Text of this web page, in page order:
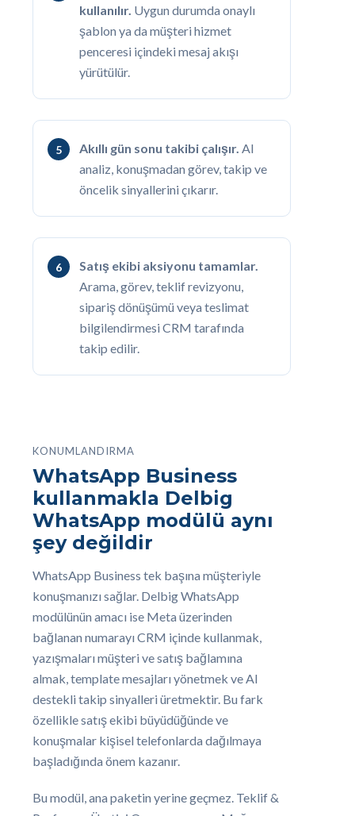
kullanılır. Uygun durumda onaylı
şablon ya da müşteri hizmet
penceresi içindeki mesaj akışı
yürütülür.
Akıllı gün sonu takibi çalışır. AI
analiz, konuşmadan görev, takip ve
öncelik sinyallerini çıkarır.
Satış ekibi aksiyonu tamamlar.
Arama, görev, teklif revizyonu,
sipariş dönüşümü veya teslimat
bilgilendirmesi CRM tarafında
takip edilir.
KONUMLANDIRMA
WhatsApp Business
kullanmakla Delbig
WhatsApp modülü aynı
şey değildir
WhatsApp Business tek başına müşteriyle
konuşmanızı sağlar. Delbig WhatsApp
modülünün amacı ise Meta üzerinden
bağlanan numarayı CRM içinde kullanmak,
yazışmaları müşteri ve satış bağlamına
almak, template mesajları yönetmek ve AI
destekli takip sinyalleri üretmektir. Bu fark
özellikle satış ekibi büyüdüğünde ve
konuşmalar kişisel telefonlarda dağılmaya
başladığında önem kazanır.
Bu modül, ana paketin yerine geçmez. Teklif &